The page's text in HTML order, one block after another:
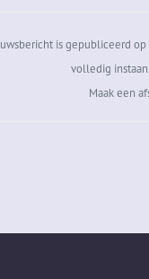
is gepubliceerd
volledig
Maak een